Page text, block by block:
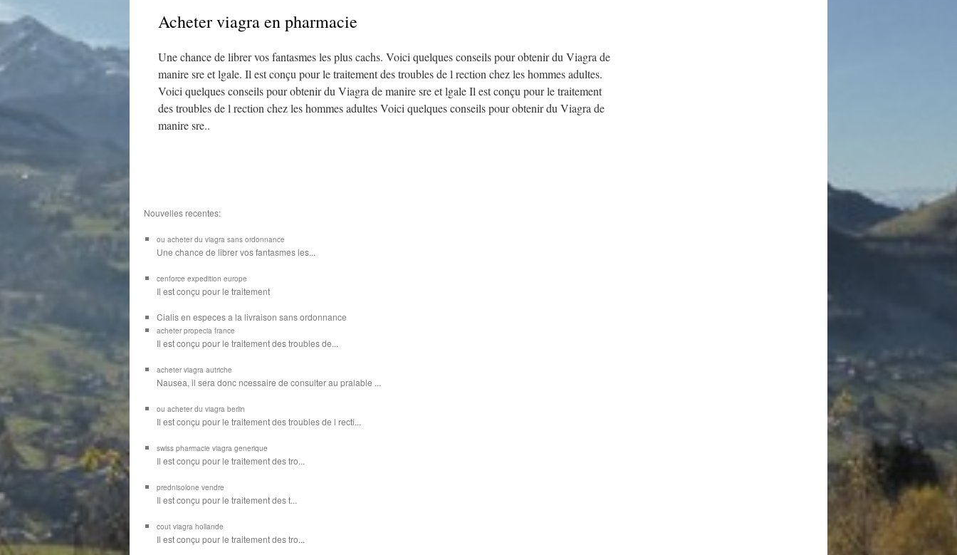
Acheter viagra en pharmacie
Une chance de librer vos fantasmes les plus cachs. Voici quelques conseils pour obtenir du Viagra de
manire sre et lgale. Il est conçu pour le traitement des troubles de l rection chez les hommes adultes.
Voici quelques conseils pour obtenir du Viagra de manire sre et lgale Il est conçu pour le traitement
des troubles de l rection chez les hommes adultes Voici quelques conseils pour obtenir du Viagra de
manire sre..
Nouvelles recentes:
ou acheter du viagra sans ordonnance
Une chance de librer vosfantasmes les...
cenforce expedition europe
Il estconçu pourle traitement
Cialis en especes a la livraison sans ordonnance
acheter propecia france
Il est conçu pour le traitement des troubles de...
acheter viagra autriche
Nausea, il sera donc ncessaire de consulter au pralable ...
ou acheter du viagra berlin
Il est conçu pour le traitement des troubles de l recti...
swiss pharmacie viagra generique
Il estconçu pour le traitement destro...
prednisolone vendre
Il est conçu pourle traitement des t...
cout viagra hollande
Il est conçu pourle traitement des tro...